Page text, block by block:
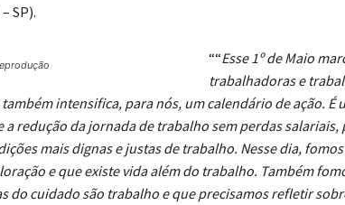
SP).
““Esse 1º de Maio
trabalhadoras e
intensifica, para nós, um calendário de ação. É
a redução da jornada de trabalho sem perdas salariais,
mais dignas e justas de trabalho. Nesse dia,
e que existe vida além do trabalho. Também
do cuidado são trabalho e que precisamos refletir